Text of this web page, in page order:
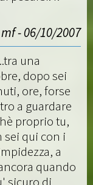
mf - 06/10/2007
una
dopo sei
ore, forse
a guardare
proprio tu,
qui con i
a
quando